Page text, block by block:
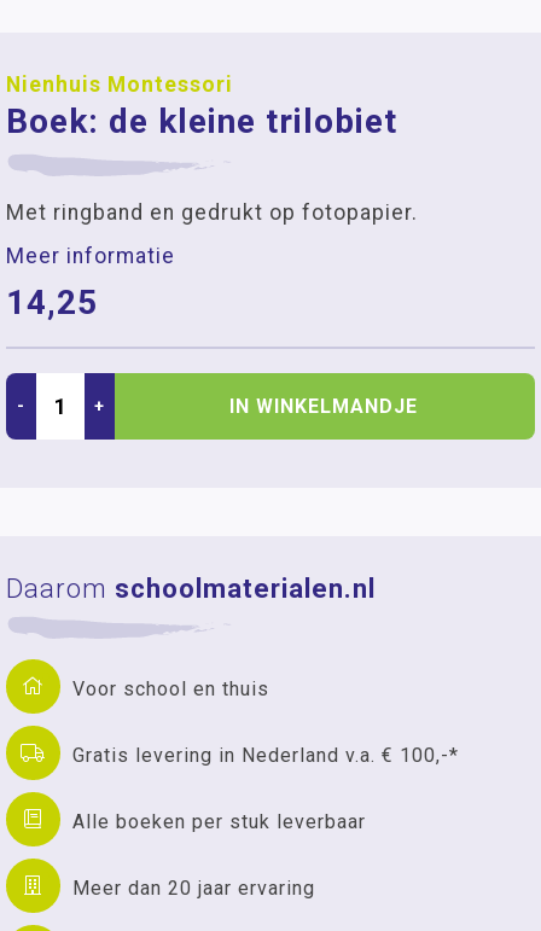
Nienhuis Montessori
Boek: de kleine trilobiet
Met ringband en gedrukt op fotopapier.
Meer informatie
14,25
- + IN WINKELMANDJE
Daarom schoolmaterialen.nl
Voor school en thuis
Gratis levering in Nederland v.a. € 100,-*
Alle boeken per stuk leverbaar
Meer dan 20 jaar ervaring